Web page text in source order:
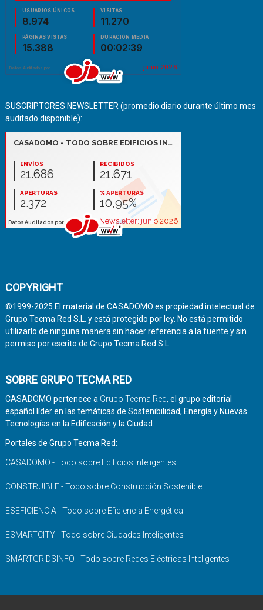
SUSCRIPTORES NEWSLETTER (promedio diario durante último mes
auditado disponible):
COPYRIGHT
©1999-2025 El material de CASADOMO es propiedad intelectual de
Grupo Tecma Red S.L. y está protegido por ley. No está permitido
utilizarlo de ninguna manera sin hacer referencia a la fuente y sin
permiso por escrito de Grupo Tecma Red S.L.
SOBRE GRUPO TECMA RED
CASADOMO pertenece a Grupo Tecma Red, el grupo editorial
español líder en las temáticas de Sostenibilidad, Energía y Nuevas
Tecnologías en la Edificación y la Ciudad.
Portales de Grupo Tecma Red:
CASADOMO - Todo sobre Edificios Inteligentes
CONSTRUIBLE - Todo sobre Construcción Sostenible
ESEFICIENCIA - Todo sobre Eficiencia Energética
ESMARTCITY - Todo sobre Ciudades Inteligentes
SMARTGRIDSINFO - Todo sobre Redes Eléctricas Inteligentes